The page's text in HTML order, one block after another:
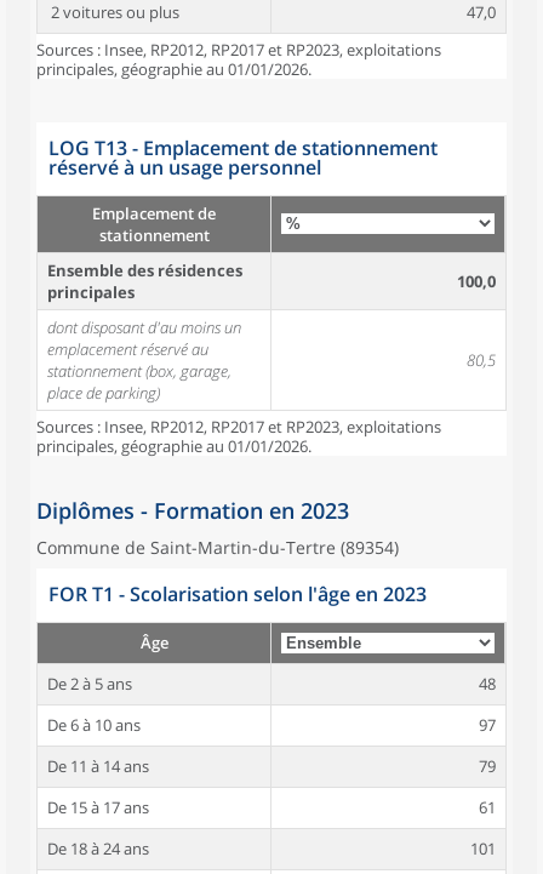
2 voitures ou plus
47,0
Sources : Insee, RP2012, RP2017 et RP2023, exploitations
principales, géographie au 01/01/2026.
LOG T13 - Emplacement de stationnement
réservé à un usage personnel
Emplacement de
stationnement
Ensemble des résidences
principales
100,0
dont disposant d'au moins un
emplacement réservé au
stationnement (box, garage,
place de parking)
80,5
Sources : Insee, RP2012, RP2017 et RP2023, exploitations
principales, géographie au 01/01/2026.
Diplômes - Formation en 2023
Commune de Saint-Martin-du-Tertre (89354)
FOR T1 - Scolarisation selon l'âge en 2023
Âge
De 2 à 5 ans
48
De 6 à 10 ans
97
De 11 à 14 ans
79
De 15 à 17 ans
61
De 18 à 24 ans
101